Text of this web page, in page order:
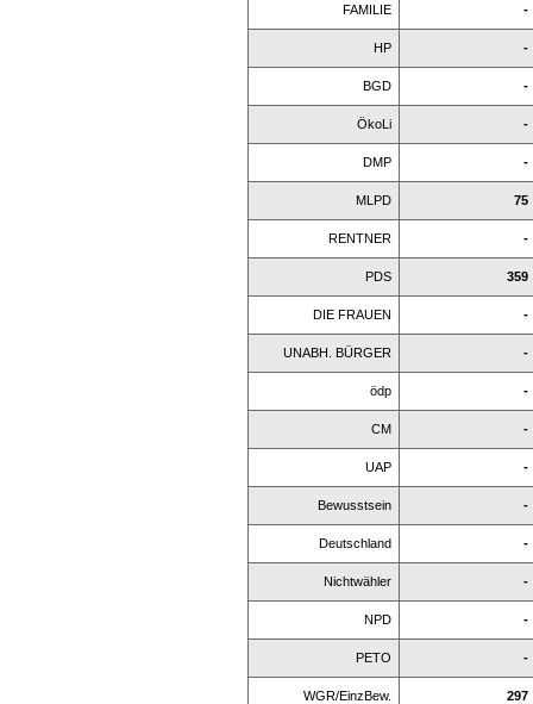
FAMILIE -
HP -
BGD -
ÖkoLi -
DMP -
MLPD 75
RENTNER -
PDS 359
DIE FRAUEN -
UNABH. BÜRGER -
ödp -
CM -
UAP -
Bewusstsein -
Deutschland -
Nichtwähler -
NPD -
PETO -
WGR/EinzBew. 297